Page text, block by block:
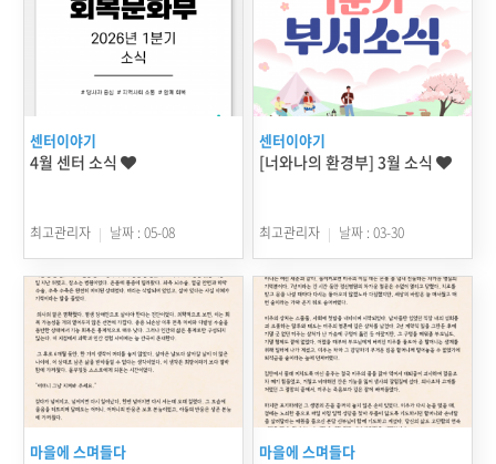
센터이야기
4월 센터 소식
최고관리자 날짜 : 05-08
센터이야기
[너와나의 환경부] 3월 소식
최고관리자 날짜 : 03-30
마을에 스며들다 마을에 스며들다